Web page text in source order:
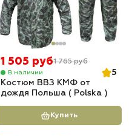
1 505 руб1 765 руб
В наличии
5
Костюм ВВЗ КМФ от
дождя Польша ( Polska )
Купить